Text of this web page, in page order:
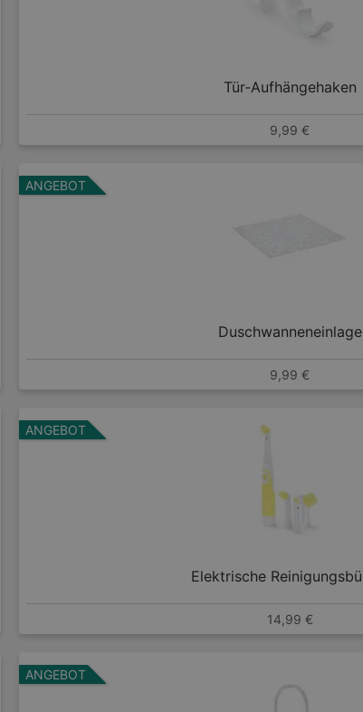
Tür-Aufhängehaken
9,99 €
ANGEBOT
Duschwanneneinlage
9,99 €
ANGEBOT
Elektrische
14,99 €
ANGEBOT